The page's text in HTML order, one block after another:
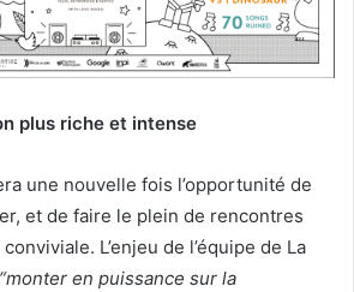
plus riche et intense
une nouvelle fois l’opportunité de
et de faire le plein de rencontres
L’enjeu de l’équipe de La
“monter en puissance sur la